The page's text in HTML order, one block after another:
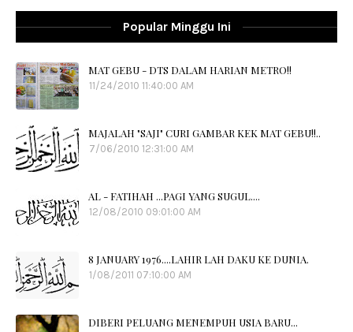
Popular Minggu Ini
MAT GEBU - DTS DALAM HARIAN METRO!!
11/24/2010 11:40:00 AM
MAJALAH "SAJI" CURI GAMBAR KEK MAT GEBU!!..
7/06/2010 12:31:00 AM
AL - FATIHAH ...PAGI YANG SUGUL....
12/08/2010 09:01:00 AM
8 JANUARY 1976....LAHIR LAH DAKU KE DUNIA.
1/08/2011 07:10:00 AM
DIBERI PELUANG MENEMPUH USIA BARU...